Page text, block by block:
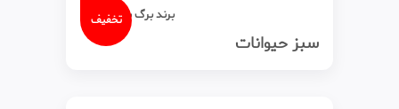
تخفیفبرند برگ سبز
سبز حیوانات